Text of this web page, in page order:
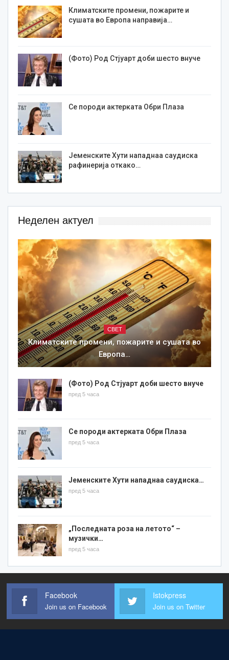
Климатските промени, пожарите и
сушата во Европа направија…
(Фото) Род Стјуарт доби шесто внуче
Се породи актерката Обри Плаза
Јеменските Хути нападнаа саудиска
рафинерија откако…
Неделен актуел
СВЕТ
Климатските промени, пожарите и сушата во
Европа…
(Фото) Род Стјуарт доби шесто внуче
пред 5 часа
Се породи актерката Обри Плаза
пред 5 часа
Јеменските Хути нападнаа саудиска…
пред 5 часа
„Последната роза на летото“ –
музички…
пред 5 часа
Facebook
Join us on Facebook
Istokpress
Join us on Twitter